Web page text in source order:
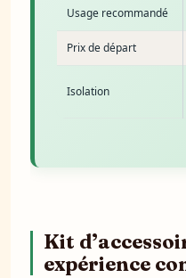
Usage recommandé
Prix de départ
Isolation
Kit
expérience